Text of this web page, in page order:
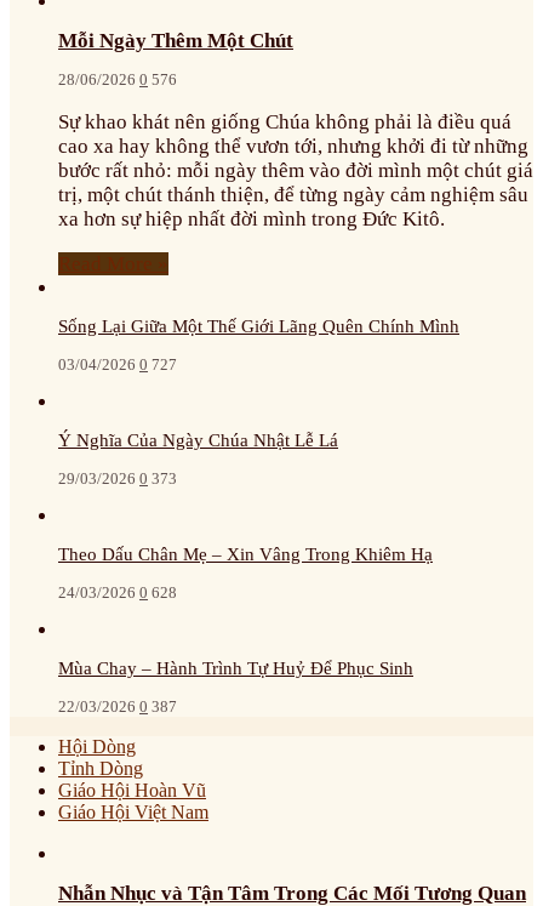
Mỗi Ngày Thêm Một Chút
28/06/2026 0 576
Sự khao khát nên giống Chúa không phải là điều quá
cao xa hay không thể vươn tới, nhưng khởi đi từ những
bước rất nhỏ: mỗi ngày thêm vào đời mình một chút giá
trị, một chút thánh thiện, để từng ngày cảm nghiệm sâu
xa hơn sự hiệp nhất đời mình trong Đức Kitô.
Read More »
Sống Lại Giữa Một Thế Giới Lãng Quên Chính Mình
03/04/2026 0 727
Ý Nghĩa Của Ngày Chúa Nhật Lễ Lá
29/03/2026 0 373
Theo Dấu Chân Mẹ – Xin Vâng Trong Khiêm Hạ
24/03/2026 0 628
Mùa Chay – Hành Trình Tự Huỷ Để Phục Sinh
22/03/2026 0 387
Hội Dòng
Tỉnh Dòng
Giáo Hội Hoàn Vũ
Giáo Hội Việt Nam
Nhẫn Nhục và Tận Tâm Trong Các Mối Tương Quan